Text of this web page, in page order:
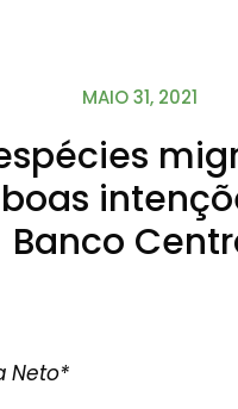
MAIO 31, 2021
Banco
Neto*